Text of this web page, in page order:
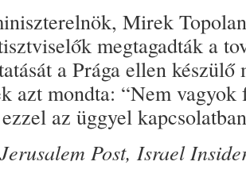
Mirek
megtagadták a
a Prága ellen
azt mondta: “Nem
az üggyel
Post, Israel